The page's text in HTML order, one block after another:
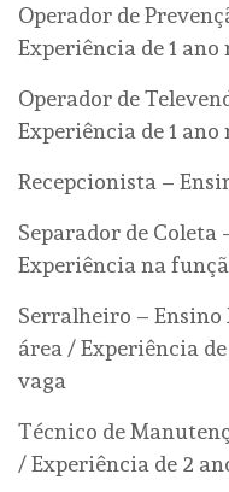
Operador de
Experiência de 1
Operador de
Experiência de 1
Recepcionista –
Separador de
Experiência na
Serralheiro – Ensino
área / Experiência
vaga
Técnico de
/ Experiência de 2